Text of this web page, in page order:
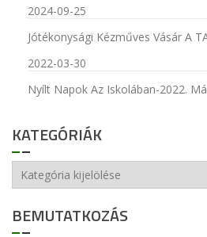
2024-09-25
Jótékonysági Kézműves Vásár A
2022-03-30
Nyílt Napok Az Iskolában-2022.
KATEGÓRIÁK
Kategóriák
BEMUTATKOZÁS